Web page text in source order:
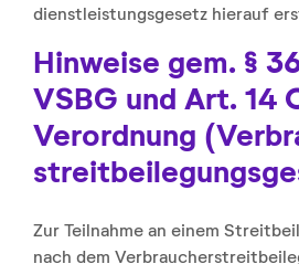
dienstleistungs­gesetz hierauf
Hinweise gem. §
VSBG und Art. 14
Verordnung
Zur Teilnahme an einem
nach dem